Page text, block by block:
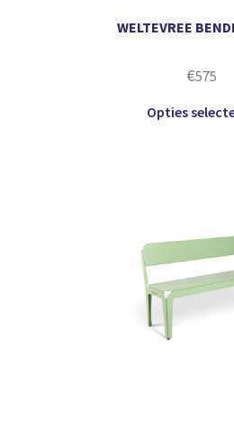
WELTEVREE
€575
Opties